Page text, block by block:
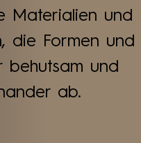
Materialien und
die Formen und
behutsam und
ab.